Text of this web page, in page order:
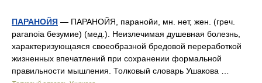
ПАРАНОЙЯ — ПАРАНОЙЯ, паранойи, мн. нет, жен. (греч.
paranoia безумие) (мед.). Неизлечимая душевная болезнь,
характеризующаяся своеобразной бредовой переработкой
жизненных впечатлений при сохранении формальной
правильности мышления. Толковый словарь Ушакова …